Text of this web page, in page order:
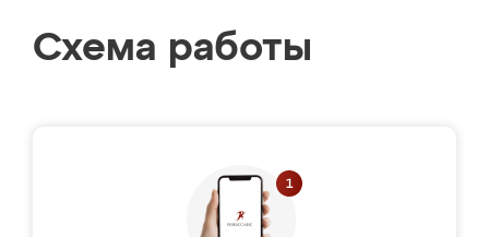
Схема работы